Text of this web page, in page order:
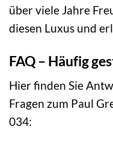
über viele Jahre
diesen Luxus und
FAQ – Häufig
Hier finden Sie
Fragen zum Paul
034: